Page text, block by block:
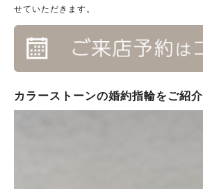
せていただきます。
カラーストーンの婚約指輪をご紹介